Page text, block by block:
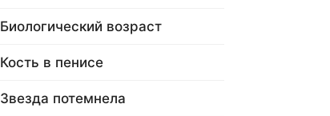
Биологический возраст
Кость в пенисе
Звезда потемнела